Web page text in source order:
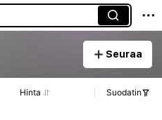
Seuraa
Hinta Suodatin